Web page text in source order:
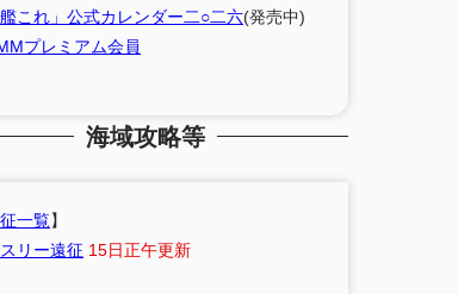
艦これ」公式カレンダー二○二六(発売中)
プレミアム会員
海域攻略等
一覧】
リー遠征 15日正午更新